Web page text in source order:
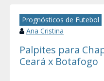
Prognósticos de Futebol
Ana Cristina
Palpites para
Ceará x Botafogo